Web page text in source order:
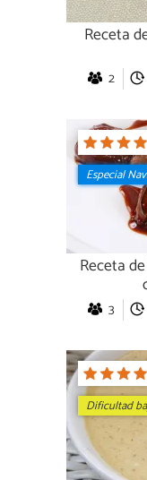
Receta
2
Especial
Receta
3
Dificultad